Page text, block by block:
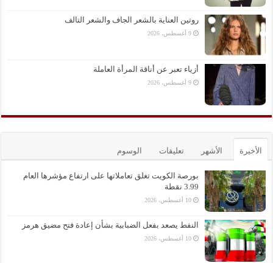
روتين العناية بالشعر الجاف والشعر التالف
9 أغسطس، 2026
أزياء تعبر عن أناقة المرأة العاملة
9 أغسطس، 2026
الأخيرة الأشهر تعليقات الوسوم
بورصة الكويت تغلق تعاملاتها على ارتفاع مؤشرها العام
3.99 نقطة
10 أغسطس، 2026
النفط يصعد بفعل الضبابية بشأن إعادة فتح مضيق هرمز
10 أغسطس، 2026